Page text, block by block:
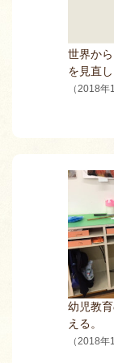
世界か
を見直
（2018年
幼児教
える。
（2018年